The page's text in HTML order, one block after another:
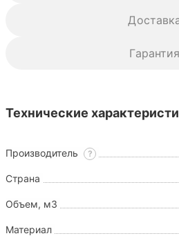
Гарантия
Технические
Производитель ?
Страна
Объем, м3
Материал